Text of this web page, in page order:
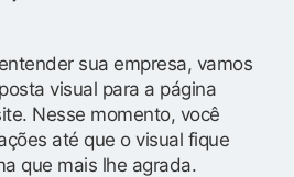
sua empresa, vamos
visual para a página
Nesse momento, você
até que o visual fique
que mais lhe agrada.